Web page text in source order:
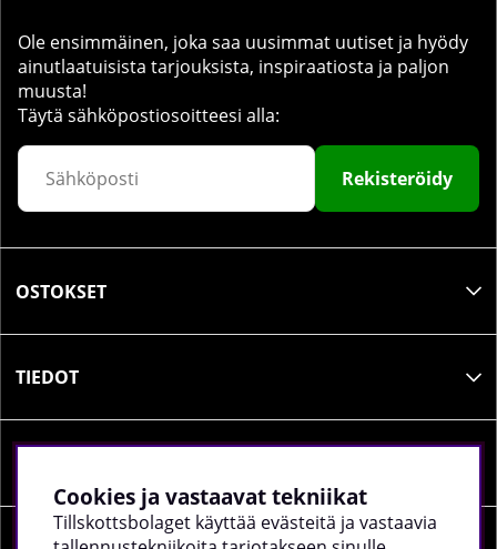
Ole ensimmäinen, joka saa uusimmat uutiset ja hyödy
ainutlaatuisista tarjouksista, inspiraatiosta ja paljon
muusta!
Täytä sähköpostiosoitteesi alla:
Rekisteröidy
OSTOKSET
TIEDOT
Cookies ja vastaavat tekniikat
Tillskottsbolaget käyttää evästeitä ja vastaavia